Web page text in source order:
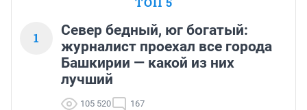
1
Север бедный, юг богатый:
журналист проехал все города
Башкирии — какой из них
лучший
105 520 167